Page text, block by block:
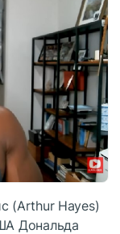
(Arthur Hayes)
Дональда